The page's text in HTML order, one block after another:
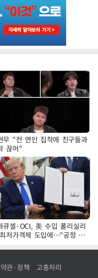
무 "전 연인 집착에 친구들과
끊어"
큐셀·OCI, 美 수입 폴리실리
저가격제 도입에…"공정 경
익성 개선 환영"
약관·정책 고충처리